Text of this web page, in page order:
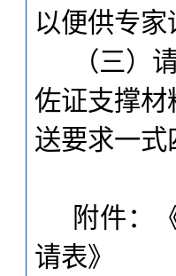
以便供专家
（三）
佐证支撑材
送要求一式
附件：
请表》